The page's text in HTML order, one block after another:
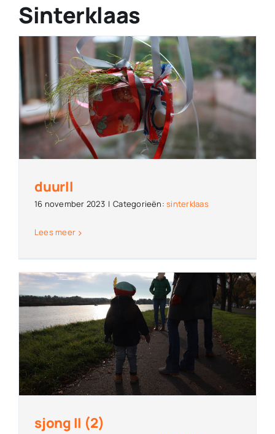
Overige
Contact
Sinterklaas
duurII
16 november 2023 | Categorieën:sinterklaas
Lees meer
sjong II (2)